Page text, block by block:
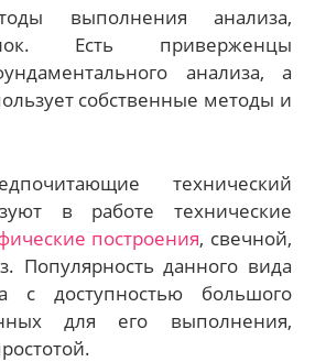
выполнения анализа,
Есть приверженцы
анализа, а
собственные методы и
технический
в работе технические
построения, свечной,
Популярность данного вида
с доступностью большого
для его выполнения,